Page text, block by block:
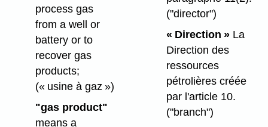
process gas
from a well or
battery or to
recover gas
products;
(« usine à gaz »)
"gas product"
means a
("director")
« Direction »La
Direction des
ressources
pétrolières créée
par l'article 10.
("branch")